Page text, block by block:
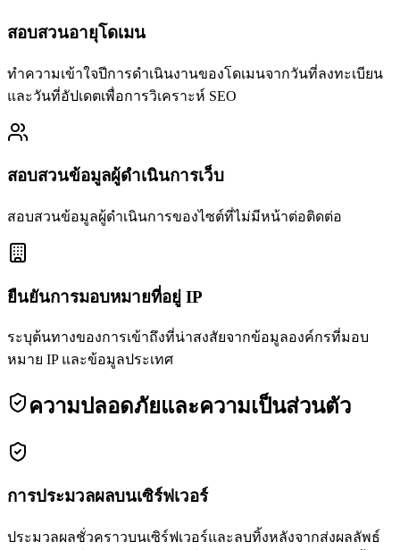
สอบสวนอายุโดเมน
ทำความเข้าใจปีการดำเนินงานของโดเมนจากวันที่ลงทะเบียน
และวันที่อัปเดตเพื่อการวิเคราะห์ SEO
สอบสวนข้อมูลผู้ดำเนินการเว็บ
สอบสวนข้อมูลผู้ดำเนินการของไซต์ที่ไม่มีหน้าต่อติดต่อ
ยืนยันการมอบหมายที่อยู่ IP
ระบุต้นทางของการเข้าถึงที่น่าสงสัยจากข้อมูลองค์กรที่มอบ
หมาย IP และข้อมูลประเทศ
ความปลอดภัยและความเป็นส่วนตัว
การประมวลผลบนเซิร์ฟเวอร์
ประมวลผลชั่วคราวบนเซิร์ฟเวอร์และลบทิ้งหลังจากส่งผลลัพธ์